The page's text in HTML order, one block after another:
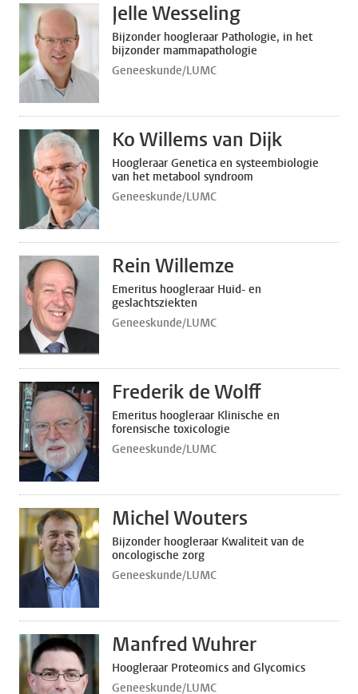
Jelle Wesseling
Bijzonder hoogleraar Pathologie, in het
bijzonder mammapathologie
Geneeskunde/LUMC
Ko Willems van Dijk
Hoogleraar Genetica en systeembiologie
van het metabool syndroom
Geneeskunde/LUMC
Rein Willemze
Emeritus hoogleraar Huid- en
geslachtsziekten
Geneeskunde/LUMC
Frederik de Wolff
Emeritus hoogleraar Klinische en
forensische toxicologie
Geneeskunde/LUMC
Michel Wouters
Bijzonder hoogleraar Kwaliteit van de
oncologische zorg
Geneeskunde/LUMC
Manfred Wuhrer
Hoogleraar Proteomics and Glycomics
Geneeskunde/LUMC